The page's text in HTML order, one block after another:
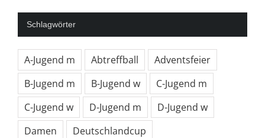
Schlagwörter
A-Jugend m Abtreffball
Adventsfeier
B-Jugend m
B-Jugend w
C-Jugend m
C-Jugend w
D-Jugend m
D-Jugend w
Damen
Deutschlandcup